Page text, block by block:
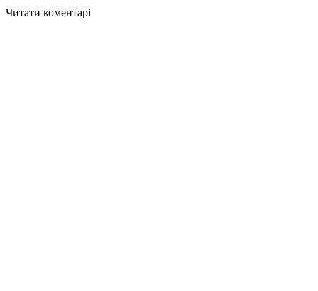
Читати коментарі